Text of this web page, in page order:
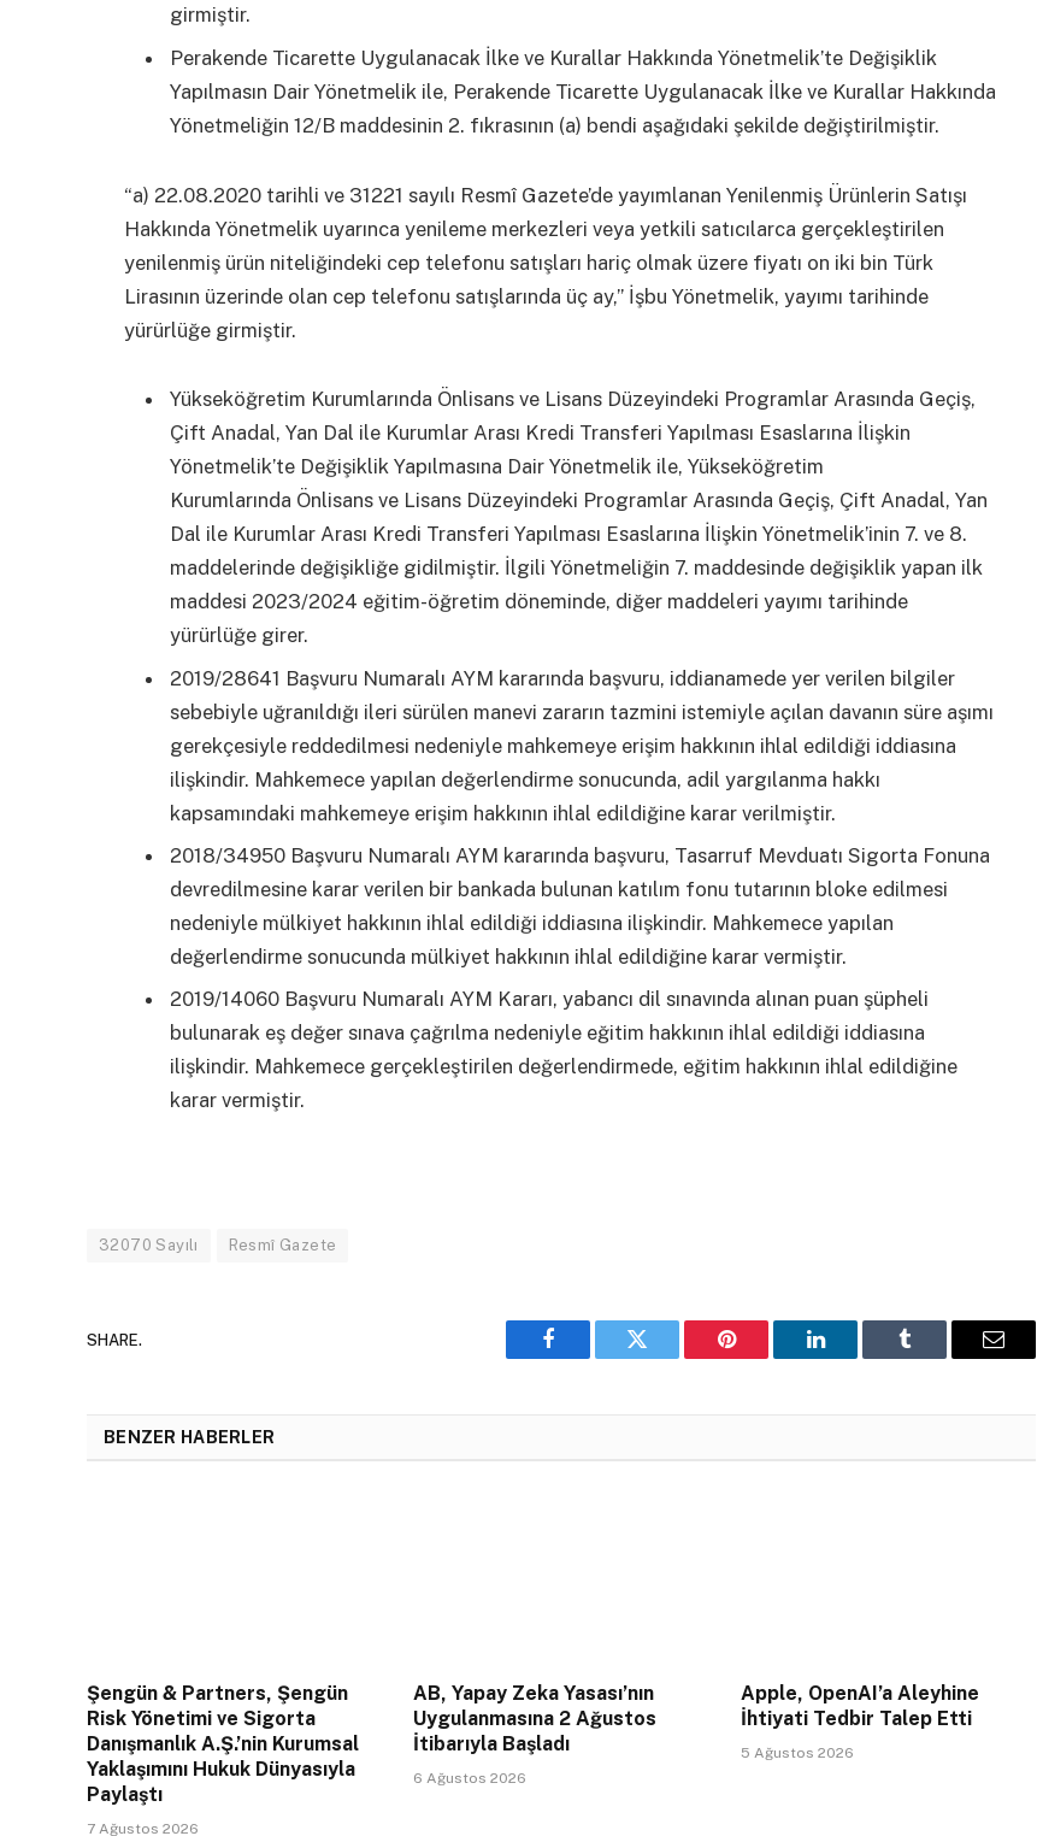
girmiştir.
Perakende Ticarette Uygulanacak İlke ve Kurallar Hakkında Yönetmelik’te Değişiklik
Yapılmasın Dair Yönetmelik ile, Perakende Ticarette Uygulanacak İlke ve Kurallar Hakkında
Yönetmeliğin 12/B maddesinin 2. fıkrasının (a) bendi aşağıdaki şekilde değiştirilmiştir.
“a) 22.08.2020 tarihli ve 31221 sayılı Resmî Gazete’de yayımlanan Yenilenmiş Ürünlerin Satışı
Hakkında Yönetmelik uyarınca yenileme merkezleri veya yetkili satıcılarca gerçekleştirilen
yenilenmiş ürün niteliğindeki cep telefonu satışları hariç olmak üzere fiyatı on iki bin Türk
Lirasının üzerinde olan cep telefonu satışlarında üç ay,” İşbu Yönetmelik, yayımı tarihinde
yürürlüğe girmiştir.
Yükseköğretim Kurumlarında Önlisans ve Lisans Düzeyindeki Programlar Arasında Geçiş,
Çift Anadal, Yan Dal ile Kurumlar Arası Kredi Transferi Yapılması Esaslarına İlişkin
Yönetmelik’te Değişiklik Yapılmasına Dair Yönetmelik ile, Yükseköğretim
Kurumlarında Önlisans ve Lisans Düzeyindeki Programlar Arasında Geçiş, Çift Anadal, Yan
Dal ile Kurumlar Arası Kredi Transferi Yapılması Esaslarına İlişkin Yönetmelik’inin 7. ve 8.
maddelerinde değişikliğe gidilmiştir. İlgili Yönetmeliğin 7. maddesinde değişiklik yapan ilk
maddesi 2023/2024 eğitim-öğretim döneminde, diğer maddeleri yayımı tarihinde
yürürlüğe girer.
2019/28641 Başvuru Numaralı AYM kararında başvuru, iddianamede yer verilen bilgiler
sebebiyle uğranıldığı ileri sürülen manevi zararın tazmini istemiyle açılan davanın süre aşımı
gerekçesiyle reddedilmesi nedeniyle mahkemeye erişim hakkının ihlal edildiği iddiasına
ilişkindir. Mahkemece yapılan değerlendirme sonucunda, adil yargılanma hakkı
kapsamındaki mahkemeye erişim hakkının ihlal edildiğine karar verilmiştir.
2018/34950 Başvuru Numaralı AYM kararında başvuru, Tasarruf Mevduatı Sigorta Fonuna
devredilmesine karar verilen bir bankada bulunan katılım fonu tutarının bloke edilmesi
nedeniyle mülkiyet hakkının ihlal edildiği iddiasına ilişkindir. Mahkemece yapılan
değerlendirme sonucunda mülkiyet hakkının ihlal edildiğine karar vermiştir.
2019/14060 Başvuru Numaralı AYM Kararı, yabancı dil sınavında alınan puan şüpheli
bulunarak eş değer sınava çağrılma nedeniyle eğitim hakkının ihlal edildiği iddiasına
ilişkindir. Mahkemece gerçekleştirilen değerlendirmede, eğitim hakkının ihlal edildiğine
karar vermiştir.
32070 Sayılı Resmî Gazete
SHARE.
Facebook Twitter Pinterest LinkedIn Tumblr Email
BENZER HABERLER
Şengün & Partners, Şengün
Risk Yönetimi ve Sigorta
Danışmanlık A.Ş.’nin Kurumsal
Yaklaşımını Hukuk Dünyasıyla
Paylaştı
7 Ağustos 2026
AB, Yapay Zeka Yasası’nın
Uygulanmasına 2 Ağustos
İtibarıyla Başladı
6 Ağustos 2026
Apple, OpenAI’a Aleyhine
İhtiyati Tedbir Talep Etti
5 Ağustos 2026